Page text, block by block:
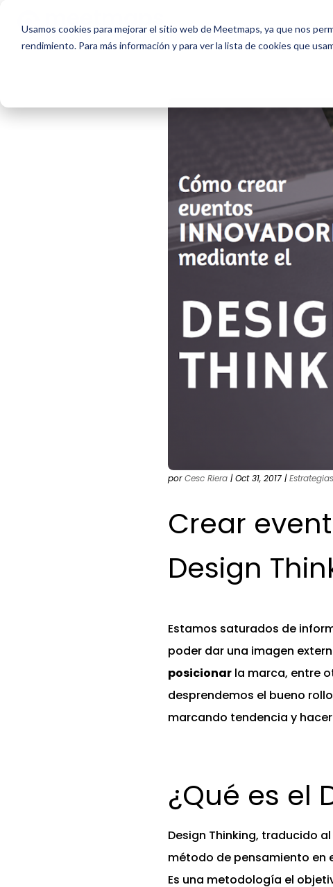
Usamos cookies para mejorar el sitio web de Meetmaps, ya que nos
rendimiento. Para más información y para ver la lista de cookies que
Crear
Design
porCesc Riera |Oct 31, 2017 |
Estamos saturados de
poder dar una imagen
posicionar la marca, entre
desprendemos el bueno
marcando tendencia y
¿Qué es el
Design Thinking, traducido
método de pensamiento en
Es una metodología el